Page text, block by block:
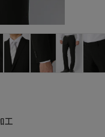
工